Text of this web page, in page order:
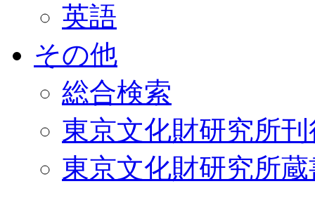
英語
その他
総合検索
東京文化財研究所
東京文化財研究所